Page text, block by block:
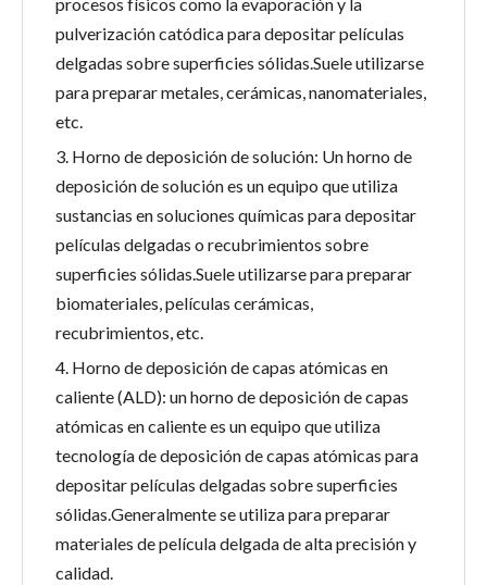
procesos físicos como la evaporación y la
pulverización catódica para depositar películas
delgadas sobre superficies sólidas.Suele utilizarse
para preparar metales, cerámicas, nanomateriales,
etc.
3. Horno de deposición de solución: Un horno de
deposición de solución es un equipo que utiliza
sustancias en soluciones químicas para depositar
películas delgadas o recubrimientos sobre
superficies sólidas.Suele utilizarse para preparar
biomateriales, películas cerámicas,
recubrimientos, etc.
4. Horno de deposición de capas atómicas en
caliente (ALD): un horno de deposición de capas
atómicas en caliente es un equipo que utiliza
tecnología de deposición de capas atómicas para
depositar películas delgadas sobre superficies
sólidas.Generalmente se utiliza para preparar
materiales de película delgada de alta precisión y
calidad.